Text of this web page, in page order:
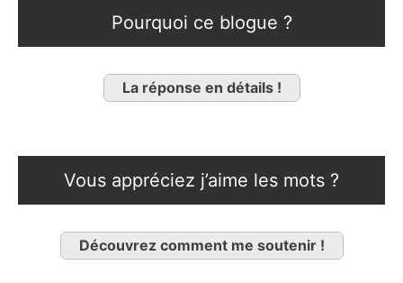
Pourquoi ce blogue ?
La réponse en détails !
Vous appréciez j’aime les mots ?
Découvrez comment me soutenir !